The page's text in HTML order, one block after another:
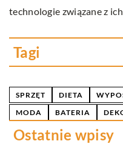
technologie związane z
Tagi
SPRZĘT DIETA
MODA
BATERIA
Ostatnie wpisy